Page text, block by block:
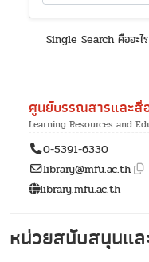
Single Search คืออะไร
ศูนย์บรรณสารและสื่
Learning Resources and
0-5391-6330
library@mfu.ac.th
library.mfu.ac.th
หน่วยสนับสนุนแล